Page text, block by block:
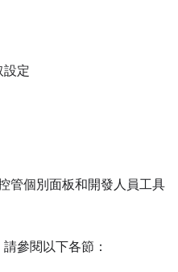
設定
管個別面板和開發人員工具
參閱以下各節：